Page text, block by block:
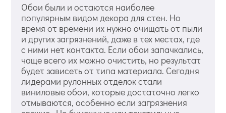
Обои были и остаются наиболее
популярным видом декора для стен. Но
время от времени их нужно очищать от пыли
и других загрязнений, даже в тех местах, где
с ними нет контакта. Если обои запачкались,
чаще всего их можно очистить, но результат
будет зависеть от типа материала. Сегодня
лидерами рулонных отделок стали
виниловые обои, которые достаточно легко
отмываются, особенно если загрязнения